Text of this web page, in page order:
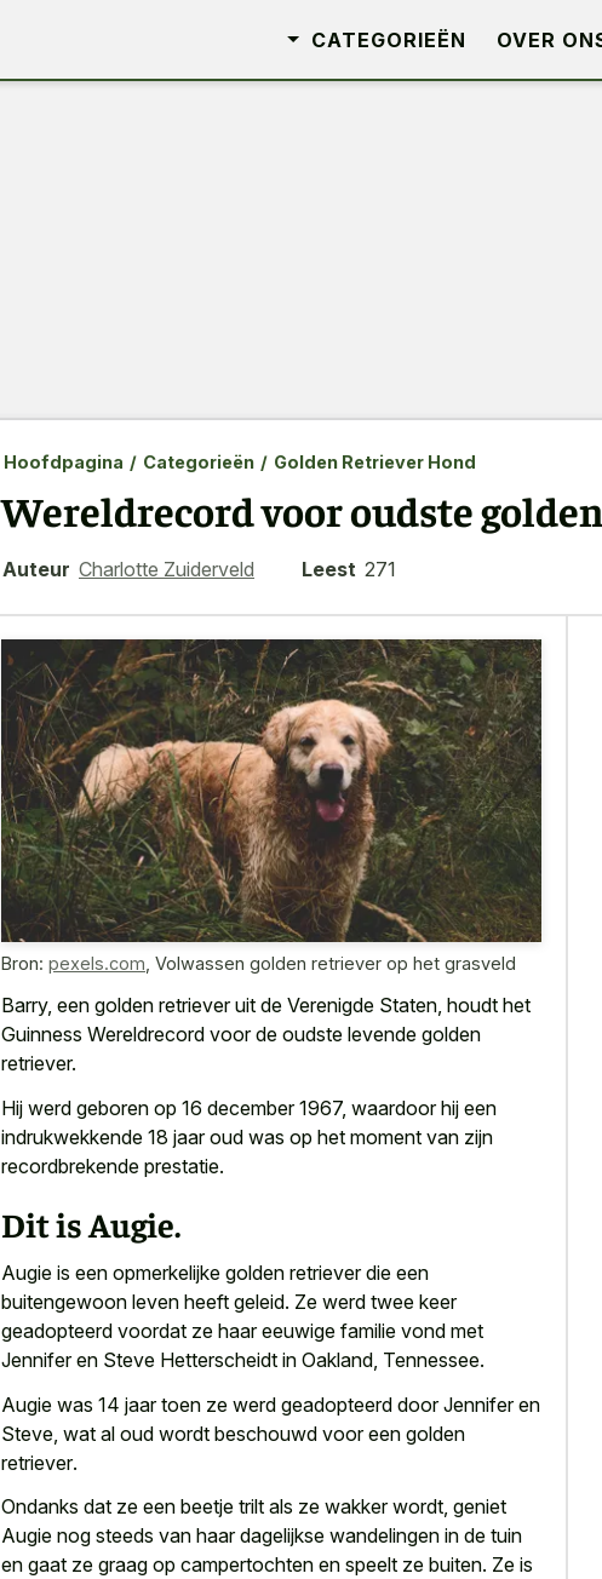
CATEGORIEËN OVER
Hoofdpagina / Categorieën / Golden Retriever Hond
Wereldrecord voor oudste
Auteur Charlotte Zuiderveld Leest 271
Bron: pexels.com Volwassen golden retriever op het grasveld
Barry, een golden retriever uit de Verenigde Staten, houdt het
Guinness Wereldrecord voor de oudste levende golden
retriever.
Hij werd geboren op 16 december 1967, waardoor hij een
indrukwekkende 18 jaar oud was op het moment van zijn
recordbrekende prestatie.
Dit is Augie.
Augie is een opmerkelijke golden retriever die een
buitengewoon leven heeft geleid. Ze werd twee keer
geadopteerd voordat ze haar eeuwige familie vond met
Jennifer en Steve Hetterscheidt in Oakland, Tennessee.
Augie was 14 jaar toen ze werd geadopteerd door Jennifer en
Steve, wat al oud wordt beschouwd voor een golden
retriever.
Ondanks dat ze een beetje trilt als ze wakker wordt, geniet
Augie nog steeds van haar dagelijkse wandelingen in de tuin
en gaat ze graag op campertochten en speelt ze buiten. Ze is